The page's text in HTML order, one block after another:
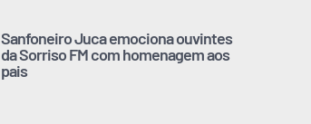
Sanfoneiro Juca emociona ouvintes
da Sorriso FM com homenagem aos
pais